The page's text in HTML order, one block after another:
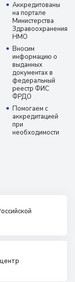
Аккредитованы
на портале
Министерства
Здравоохранения
НМО
Вносим
информацию о
выданных
документах в
федеральный
реестр ФИС
ФРДО
Помогаем с
аккредитацией
при
необходимости